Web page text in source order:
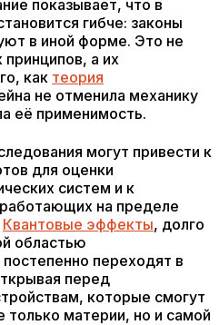
показывает, что в
гибче: законы
в иной форме. Это не
а их
как теория
не отменила механику
её применимость.
могут привести к
для оценки
систем и к
на пределе
Квантовые эффекты, долго
областью
переходят в
перед
которые смогут
только материи, но и самой